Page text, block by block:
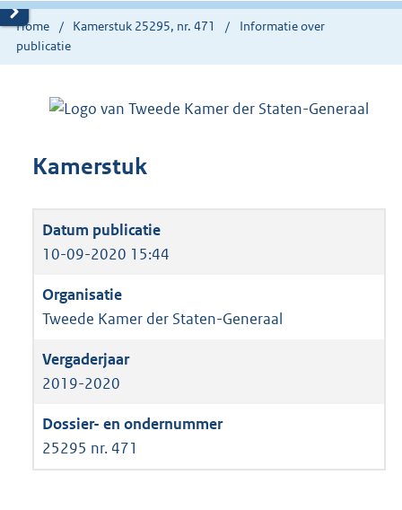
Home Kamerstuk 25295, nr. 471
Informatie over
publicatie
Kamerstuk
10-09-2020 15:44
Tweede Kamer der Staten-Generaal
2019-2020
25295 nr. 471